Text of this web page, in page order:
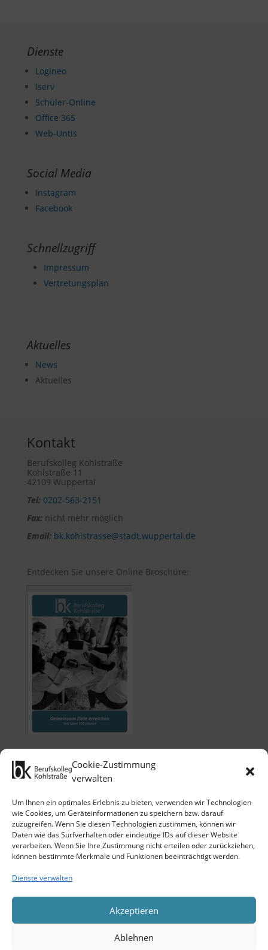
Cookie-Zustimmung
verwalten
Um Ihnen ein optimales Erlebnis zu bieten, verwenden wir Technologien
wie Cookies, um Geräteinformationen zu speichern bzw. darauf
zuzugreifen. Wenn Sie diesen Technologien zustimmen, können wir
Daten wie das Surfverhalten oder eindeutige IDs auf dieser Website
verarbeiten. Wenn Sie Ihre Zustimmung nicht erteilen oder zurückziehen,
können bestimmte Merkmale und Funktionen beeinträchtigt werden.
Dienste verwalten
Akzeptieren
Ablehnen
Dienste
Logineo
Iserv
Schüler-Online
Office 365
Web-Untis
Social Media
Instagram
Facebook
Schnellzugriff
Impressum
Vertretungsplan
Aktuelles
News
Aktuelles
Kontakt
Berufskolleg Kohlstraße
Kohlstraße 11
42109 Wuppertal
Tel: 0202-563-2151
Fax:nicht mehr möglich
Email: bk.kohlstrasse@stadt.wuppertal.de
Entdecken Sie unsere Online Broschüre:
Klicken Sie auf 'Ich stimme zu', um
Google maps zu nutzen.
Cookie-Richtlinie